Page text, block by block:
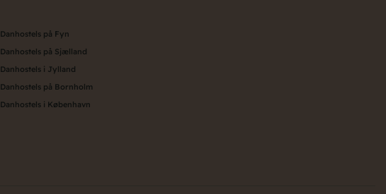
Danhostels på Fyn
Danhostels på Sjælland
Danhostels i Jylland
Danhostels på Bornholm
Danhostels i København